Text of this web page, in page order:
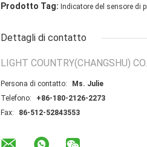
Prodotto Tag: Indicatore del sensore di
Dettagli di contatto
LIGHT COUNTRY(CHANGSHU)
Persona di contatto:
Ms. Julie
Telefono:
+86-180-2126-2273
Fax:
86-512-52843553